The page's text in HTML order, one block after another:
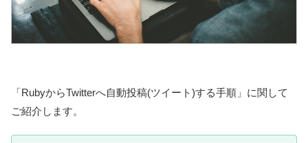
「RubyからTwitterへ自動投稿(ツイート)する手順」に関して
ご紹介します。